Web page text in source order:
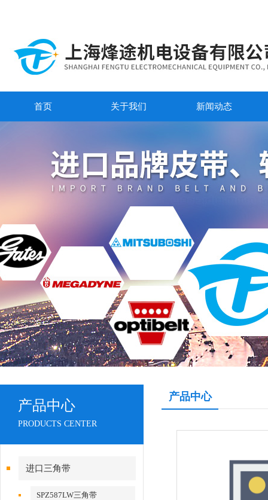
首页 关于我们 新闻动态
产品中心
PRODUCTS CENTER
进口三角带
SPZ587LW三角带
产品中心